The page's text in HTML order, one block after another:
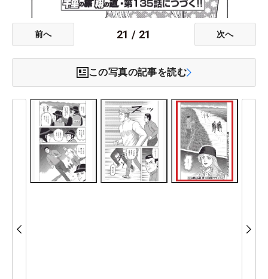
前へ 21 / 21 次へ
この写真の記事を読む